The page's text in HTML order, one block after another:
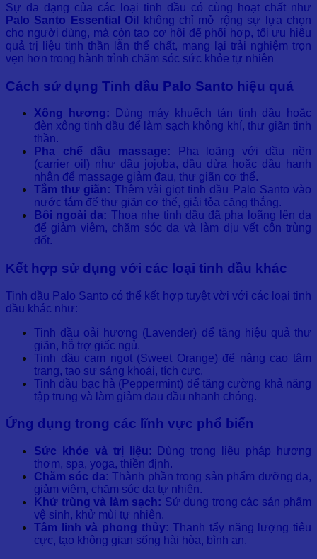
Sự đa dạng của các loại tinh dầu có cùng hoạt chất như
Palo Santo Essential Oil
không chỉ mở rộng sự lựa chọn
cho người dùng, mà còn tạo cơ hội để phối hợp, tối ưu hiệu
quả trị liệu tinh thần lẫn thể chất, mang lại trải nghiệm trọn
vẹn hơn trong hành trình chăm sóc sức khỏe tự nhiên
Cách sử dụng Tinh dầu Palo Santo hiệu quả
Xông hương: Dùng máy khuếch tán tinh dầu hoặc
đèn xông tinh dầu để làm sạch không khí, thư giãn tinh
thần.
Pha chế dầu massage: Pha loãng với dầu nền
(carrier oil) như dầu jojoba, dầu dừa hoặc dầu hạnh
nhân để massage giảm đau, thư giãn cơ thể.
Tắm thư giãn: Thêm vài giọt tinh dầu Palo Santo vào
nước tắm để thư giãn cơ thể, giải tỏa căng thẳng.
Bôi ngoài da: Thoa nhẹ tinh dầu đã pha loãng lên da
để giảm viêm, chăm sóc da và làm dịu vết côn trùng
đốt.
Kết hợp sử dụng với các loại tinh dầu khác
Tinh dầu Palo Santo có thể kết hợp tuyệt vời với các loại tinh
dầu khác như:
Tinh dầu oải hương (Lavender) để tăng hiệu quả thư
giãn, hỗ trợ giấc ngủ.
Tinh dầu cam ngọt (Sweet Orange) để nâng cao tâm
trạng, tạo sự sảng khoái, tích cực.
Tinh dầu bạc hà (Peppermint) để tăng cường khả năng
tập trung và làm giảm đau đầu nhanh chóng.
Ứng dụng trong các lĩnh vực phổ biến
Sức khỏe và trị liệu: Dùng trong liệu pháp hương
thơm, spa, yoga, thiền định.
Chăm sóc da: Thành phần trong sản phẩm dưỡng da,
giảm viêm, chăm sóc da tự nhiên.
Khử trùng và làm sạch: Sử dụng trong các sản phẩm
vệ sinh, khử mùi tự nhiên.
Tâm linh và phong thủy: Thanh tẩy năng lượng tiêu
cực, tạo không gian sống hài hòa, bình an.